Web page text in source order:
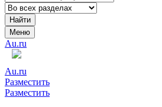
Найти
Меню
Au.ru
Au.ru
Разместить
Разместить